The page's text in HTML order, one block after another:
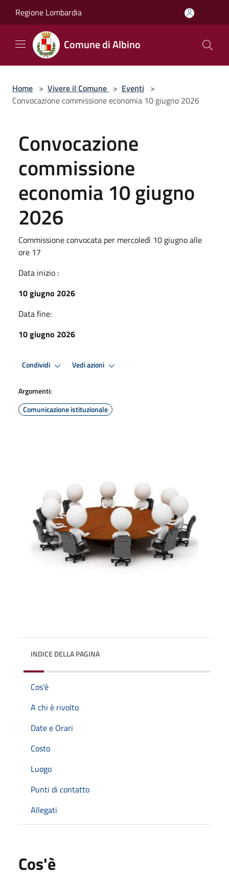
Regione Lombardia
Comune di Albino
Home > Vivere il Comune > Eventi >
Convocazione commissione economia 10 giugno 2026
Convocazione
commissione
economia 10 giugno
2026
Commissione convocata per mercoledì 10 giugno alle
ore 17
Data inizio :
10 giugno 2026
Data fine:
10 giugno 2026
Condividi Vedi azioni
Argomenti:
Comunicazione istituzionale
INDICE DELLA PAGINA
Cos'è
A chi è rivolto
Date e Orari
Costo
Luogo
Punti di contatto
Allegati
Cos'è